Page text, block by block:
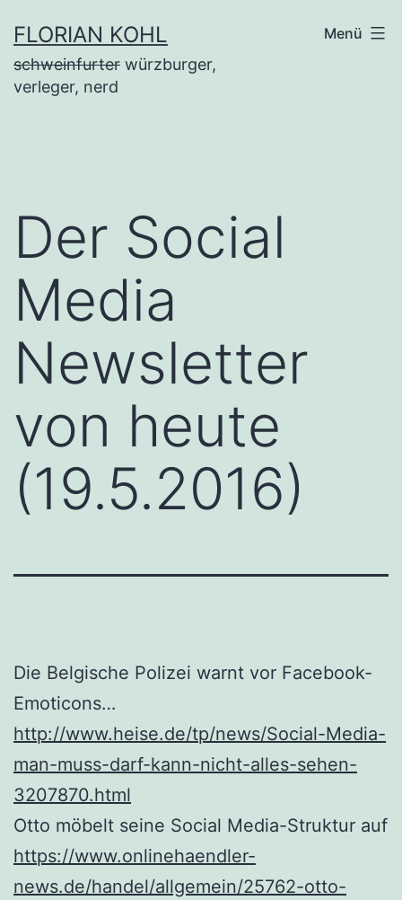
Inhalt
springen
FLORIAN KOHL
schweinfurter würzburger,
verleger, nerd
Menü
Der Social
Media
Newsletter
von heute
(19.5.2016)
Die Belgische Polizei warnt vor Facebook-
Emoticons…
http://www.heise.de/tp/news/Social-Media-
man-muss-darf-kann-nicht-alles-sehen-
3207870.html
Otto möbelt seine Social Media-Struktur auf
https://www.onlinehaendler-
news.de/handel/allgemein/25762-otto-